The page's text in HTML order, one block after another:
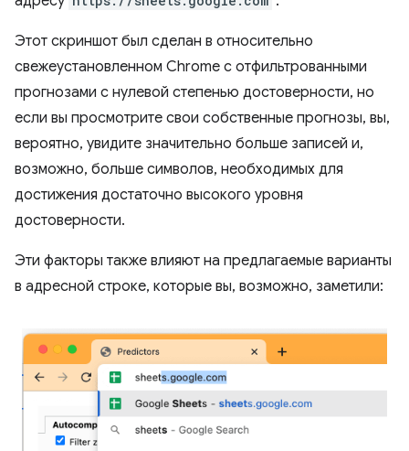
Этот скриншот был сделан в относительно
свежеустановленном Chrome с отфильтрованными
прогнозами с нулевой степенью достоверности, но
если вы просмотрите свои собственные прогнозы, вы,
вероятно, увидите значительно больше записей и,
возможно, больше символов, необходимых для
достижения достаточно высокого уровня
достоверности.
Эти факторы также влияют на предлагаемые варианты
в адресной строке, которые вы, возможно, заметили: